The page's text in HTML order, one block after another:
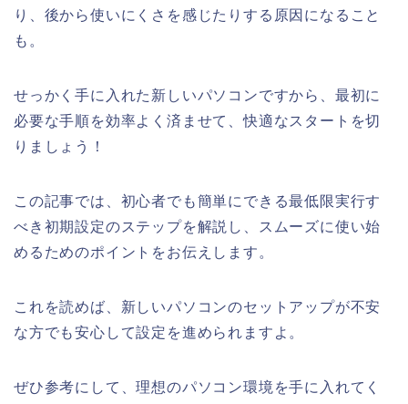
り、後から使いにくさを感じたりする原因になること
も。
せっかく手に入れた新しいパソコンですから、最初に
必要な手順を効率よく済ませて、快適なスタートを切
りましょう！
この記事では、初心者でも簡単にできる最低限実行す
べき初期設定のステップを解説し、スムーズに使い始
めるためのポイントをお伝えします。
これを読めば、新しいパソコンのセットアップが不安
な方でも安心して設定を進められますよ。
ぜひ参考にして、理想のパソコン環境を手に入れてく